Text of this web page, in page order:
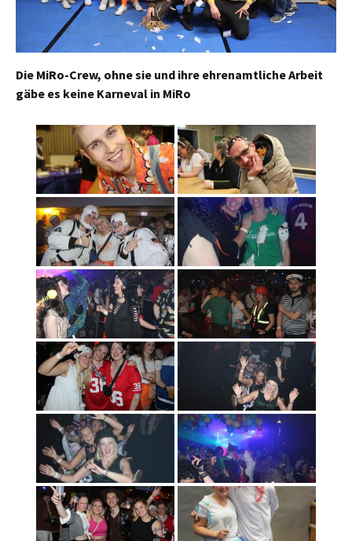
Die MiRo-Crew, ohne sie und ihre ehrenamtliche Arbeit
gäbe es keine Karneval in MiRo